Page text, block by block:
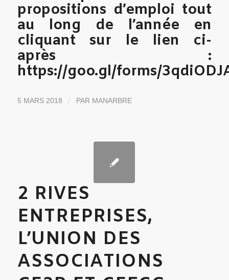
propositions d’emploi tout
au long de l’année en
cliquant sur le lien ci-
après :
https://goo.gl/forms/
5 MARS 2018 / PAR MANARBRE
2 RIVES
ENTREPRISES,
L’UNION DES
ASSOCIATIONS